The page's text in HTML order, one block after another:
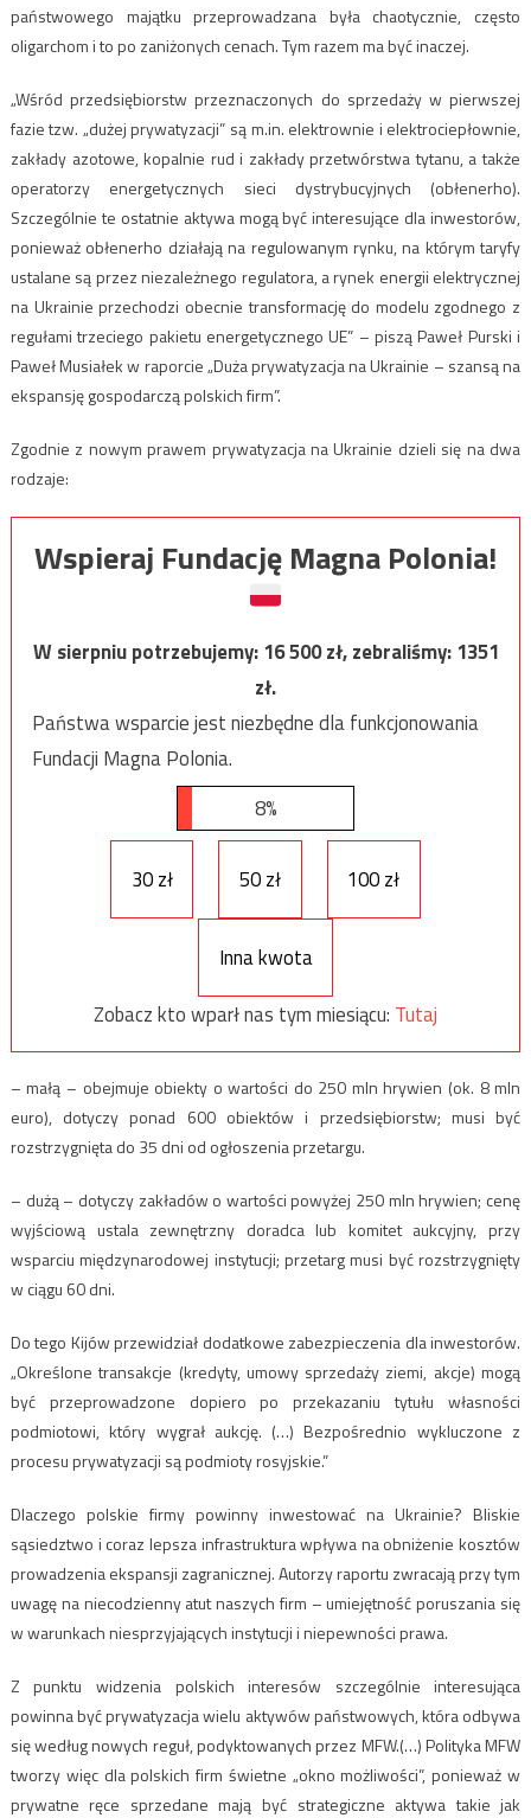
państwowego majątku przeprowadzana była chaotycznie, często
oligarchom i to po zaniżonych cenach. Tym razem ma być inaczej.
„Wśród przedsiębiorstw przeznaczonych do sprzedaży w pierwszej
fazie tzw. „dużej prywatyzacji” są m.in. elektrownie i elektrociepłownie,
zakłady azotowe, kopalnie rud i zakłady przetwórstwa tytanu, a także
operatorzy energetycznych sieci dystrybucyjnych
(obłenerho).
Szczególnie te ostatnie aktywa mogą być interesujące dla inwestorów,
ponieważ obłenerho działają na regulowanym rynku, na którym taryfy
ustalane są przez niezależnego regulatora, a rynek energii elektrycznej
na Ukrainie przechodzi obecnie transformację do modelu zgodnego z
regułami trzeciego pakietu energetycznego UE” – piszą Paweł Purski i
Paweł Musiałek w raporcie „Duża prywatyzacja na Ukrainie – szansą na
ekspansję gospodarczą polskich firm”.
Zgodnie z nowym prawem prywatyzacja na Ukrainie dzieli się na dwa
rodzaje:
Wspieraj Fundację Magna Polonia!
W sierpniu potrzebujemy:16 500zł, zebraliśmy:1351
zł.
Państwa wsparcie jest niezbędne dla funkcjonowania
Fundacji Magna Polonia.
8%
30 zł 50 zł 100 zł
Inna kwota
Zobacz kto wparł nas tym miesiącu: Tutaj
– małą – obejmuje obiekty o wartości do 250 mln hrywien (ok. 8 mln
euro), dotyczy ponad 600 obiektów i przedsiębiorstw; musi być
rozstrzygnięta do 35 dni od ogłoszenia przetargu.
– dużą – dotyczy zakładów o wartości powyżej 250 mln hrywien; cenę
wyjściową ustala zewnętrzny doradca lub komitet aukcyjny, przy
wsparciu międzynarodowej instytucji; przetarg musi być rozstrzygnięty
w ciągu 60 dni.
Do tego Kijów przewidział dodatkowe zabezpieczenia dla inwestorów.
„Określone transakcje (kredyty, umowy sprzedaży ziemi, akcje) mogą
być przeprowadzone dopiero po przekazaniu tytułu własności
podmiotowi, który wygrał aukcję. (…) Bezpośrednio wykluczone z
procesu prywatyzacji są podmioty rosyjskie.”
Dlaczego polskie firmy powinny inwestować na Ukrainie? Bliskie
sąsiedztwo i coraz lepsza infrastruktura wpływa na obniżenie kosztów
prowadzenia ekspansji zagranicznej. Autorzy raportu zwracają przy tym
uwagę na niecodzienny atut naszych firm – umiejętność poruszania się
w warunkach niesprzyjających instytucji i niepewności prawa.
Z punktu widzenia polskich interesów szczególnie interesująca
powinna być prywatyzacja wielu aktywów państwowych, która odbywa
się według nowych reguł, podyktowanych przez MFW.(…) Polityka MFW
tworzy więc dla polskich firm świetne „okno możliwości”, ponieważ w
prywatne ręce sprzedane mają być strategiczne aktywa takie jak